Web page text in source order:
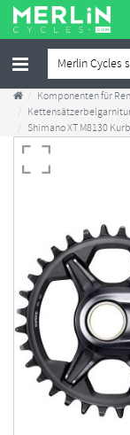
Komponenten für
Shimano XT M8130